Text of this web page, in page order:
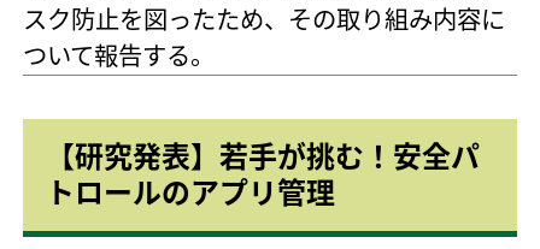
スク防止を図ったため、その取り組み内容に
ついて報告する。
【研究発表】若手が挑む！安全パ
トロールのアプリ管理